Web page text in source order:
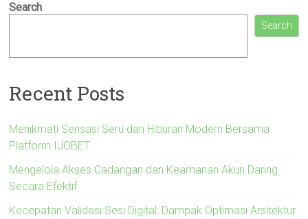
Search
Search
Recent Posts
Menikmati Sensasi Seru dan Hiburan Modern Bersama
Platform IJOBET
Mengelola Akses Cadangan dan Keamanan Akun Daring
Secara Efektif
Kecepatan Validasi Sesi Digital: Dampak Optimasi Arsitektur